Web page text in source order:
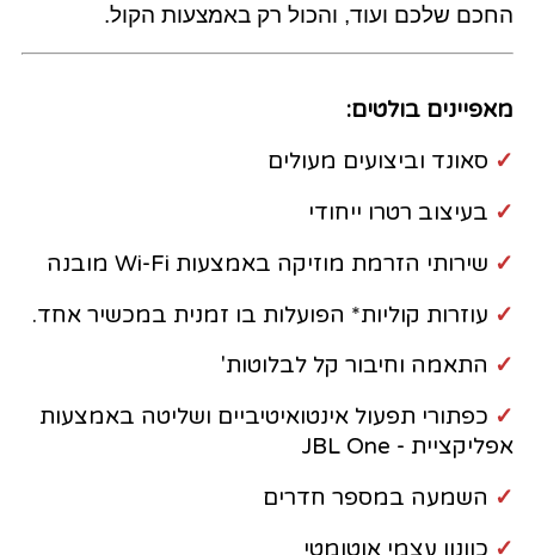
החכם שלכם ועוד, והכול רק באמצעות הקול.
מאפיינים בולטים:
✓ סאונד וביצועים מעולים
✓ בעיצוב רטרו ייחודי
✓ שירותי הזרמת מוזיקה באמצעות Wi-Fi מובנה
✓ עוזרות קוליות* הפועלות בו זמנית במכשיר אחד.
✓ התאמה וחיבור קל לבלוטות'
✓ כפתורי תפעול אינטואיטיביים ושליטה באמצעות
אפליקציית - JBL One
✓ השמעה במספר חדרים
✓ כוונון עצמי אוטומטי